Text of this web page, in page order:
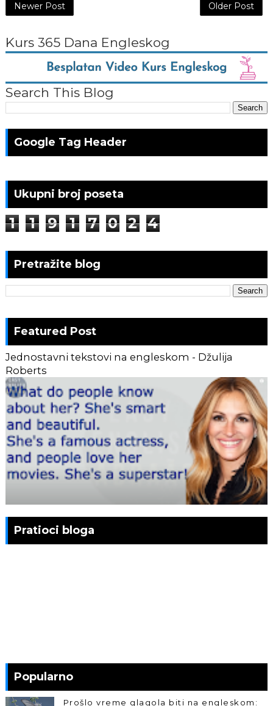
Newer Post Older Post
Kurs 365 Dana Engleskog
Search This Blog
Google Tag Header
Ukupni broj poseta
1 1 9 1 7 0 2 4
Pretražite blog
Featured Post
Jednostavni tekstovi na engleskom - Džulija
Roberts
Pratioci bloga
Popularno
Prošlo vreme glagola biti na engleskom: